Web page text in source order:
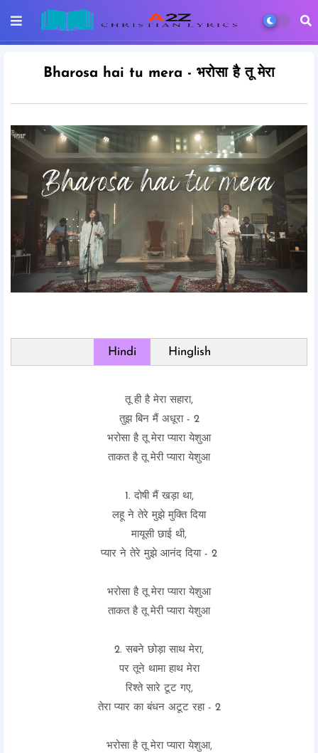
Bharosa hai tu mera - भरोसा है तू मेरा
Hindi Hinglish
तू ही है मेरा सहारा,
तुझ बिन मैं अधूरा - 2
भरोसा है तू मेरा प्यारा येशुआ
ताकत है तू मेरी प्यारा येशुआ
1. दोषी मैं खड़ा था,
लहू ने तेरे मुझे मुक्ति दिया
मायूसी छाई थी,
प्यार ने तेरे मुझे आनंद दिया - 2
भरोसा है तू मेरा प्यारा येशुआ
ताकत है तू मेरी प्यारा येशुआ
2. सबने छोड़ा साथ मेरा,
पर तूने थामा हाथ मेरा
रिश्ते सारे टूट गए,
तेरा प्यार का बंधन अटूट रहा - 2
भरोसा है तू मेरा प्यारा येशुआ,